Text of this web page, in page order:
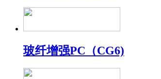
玻纤增强PC（CG6)